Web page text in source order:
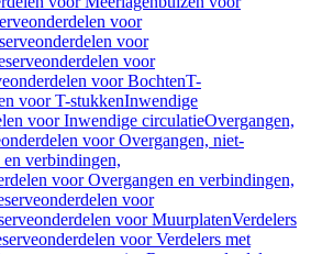
voor
voor
voor
voor BochtenT-
voor T-stukkenInwendige
voor Inwendige circulatieOvergangen,
voor Overgangen, niet-
verbindingen,
voor Overgangen en verbindingen,
voor
voor MuurplatenVerdelers
voor Verdelers met